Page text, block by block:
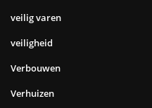
veilig varen
veiligheid
Verbouwen
Verhuizen